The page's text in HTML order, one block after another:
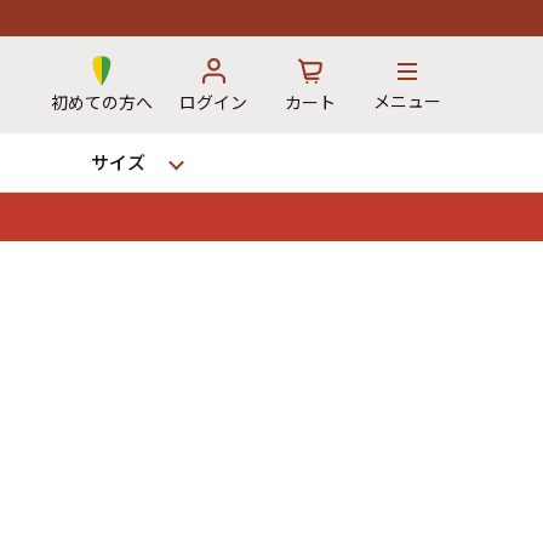
初めての方へ ログイン カート メニュー
サイズ